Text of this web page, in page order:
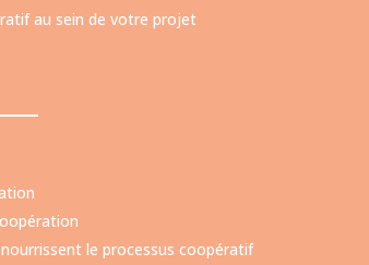
au sein de votre projet
le processus coopératif